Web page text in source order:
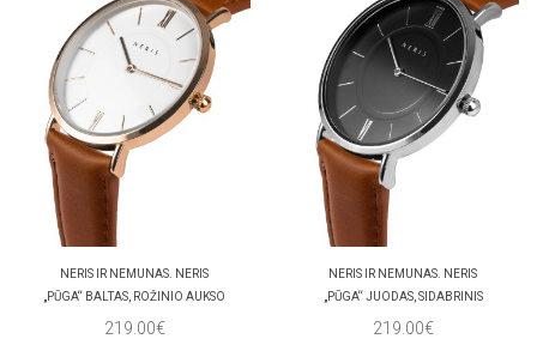
NERIS IR NEMUNAS. NERIS
„PŪGA“ BALTAS, ROŽINIO AUKSO
219.00€
NERIS IR NEMUNAS. NERIS
„PŪGA“ JUODAS, SIDABRINIS
219.00€